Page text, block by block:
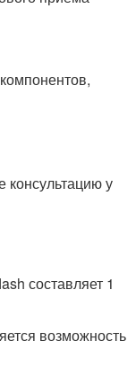
консультацию у
составляет 1
возможность